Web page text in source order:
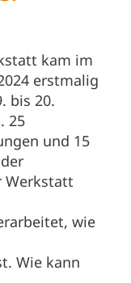
kam im
erstmalig
bis 20.
25
und 15
Werkstatt
wie
Wie kann